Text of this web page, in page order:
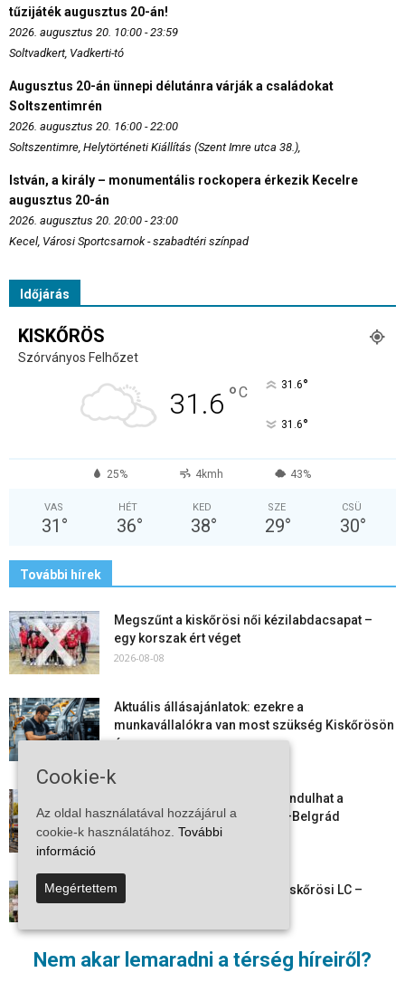
Nem akar lemaradni a térség híreiről?
tűzijáték augusztus 20-án!
2026. augusztus 20. 10:00 - 23:59
Soltvadkert, Vadkerti-tó
Augusztus 20-án ünnepi délutánra várják a családokat
Soltszentimrén
2026. augusztus 20. 16:00 - 22:00
Soltszentimre, Helytörténeti Kiállítás (Szent Imre utca 38.),
István, a király – monumentális rockopera érkezik Kecelre
augusztus 20-án
2026. augusztus 20. 20:00 - 23:00
Kecel, Városi Sportcsarnok - szabadtéri színpad
Időjárás
KISKŐRÖS
Szórványos Felhőzet
31.6 °C 31.6°
31.6°
25% 4kmh 43%
VAS
31 °
HÉT
36°
KED
38°
SZE
29°
CSÜ
30°
További hírek
Megszűnt a kiskőrösi női kézilabdacsapat –
egy korszak ért véget
2026-08-08
Aktuális állásajánlatok: ezekre a
munkavállalókra van most szükség Kiskőrösön
és a...
Vitézy Dávid: már ősszel újraindulhat a
személyszállítás a Budapest–Belgrád
vasútvonalon
Megkezdte a felkészülést a Kiskőrösi LC –
együtt maradt a keret,...
2026-08-06
Cookie-k
Az oldal használatával hozzájárul a
cookie-k használatához. További
információ
Megértettem